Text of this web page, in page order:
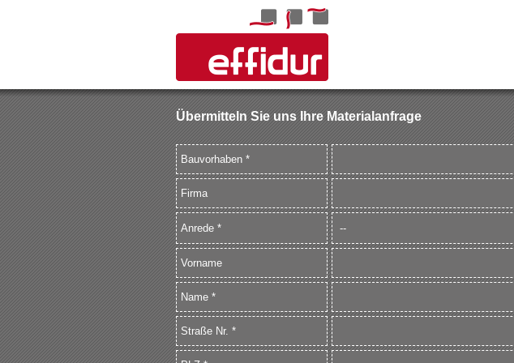
Übermitteln Sie uns Ihre Materialanfrage
Bauvorhaben *
Firma
Anrede *
Vorname
Name *
Straße Nr. *